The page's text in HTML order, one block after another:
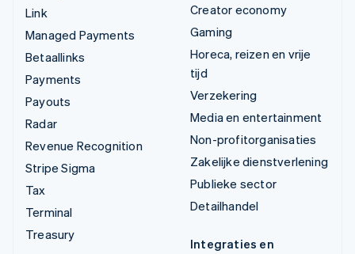
Link
Managed Payments
Betaallinks
Payments
Payouts
Radar
Revenue Recognition
Stripe Sigma
Tax
Terminal
Treasury
Creator economy
Gaming
Horeca, reizen en vrije
tijd
Verzekering
Media en entertainment
Non-profitorganisaties
Zakelijke dienstverlening
Publieke sector
Detailhandel
Integraties en